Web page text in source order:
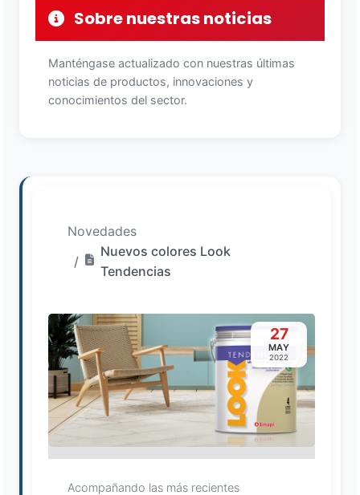
Novedades
Nuevos colores Look
Tendencias
Loading image...
27
MAY
2022
Acompañando las más recientes
Sobre nuestras noticias
Manténgase actualizado con nuestras últimas
noticias de productos, innovaciones y
conocimientos del sector.